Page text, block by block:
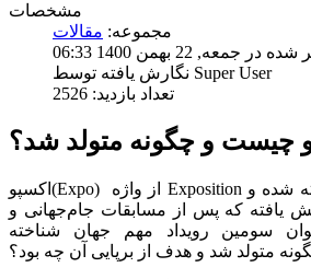
مشخصات
مجموعه: مقالات
در جمعه, 22 بهمن 1400 06:33
نگارش یافته توسط Super User
تعداد بازدید: 2526
چیست و چگونه متولد شد؟
اکسپو(Expo) از واژه Exposition به معنای نمایشگاه گرفته شده و
یافته که پس از مسابقات جام‌جهانی و
سومین رویداد مهم جهان شناخته
متولد شد و هدف از برپایی آن چه بود؟